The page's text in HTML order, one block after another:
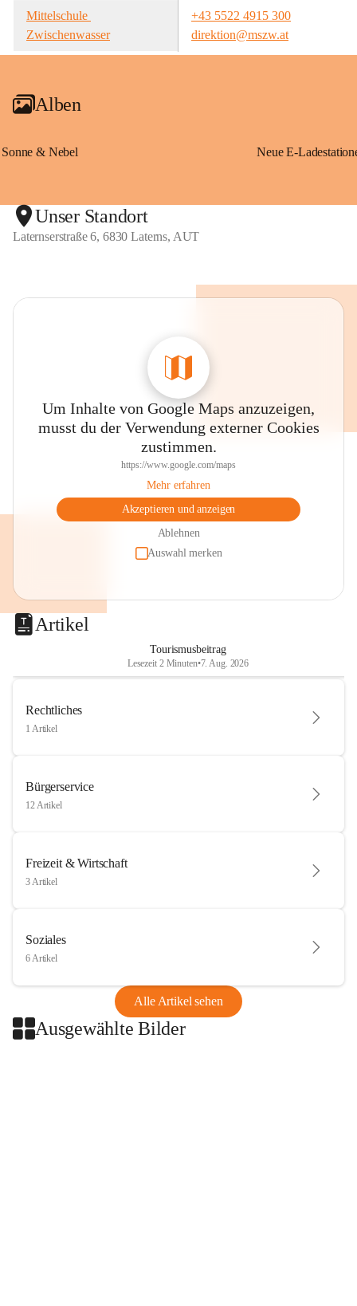
Mittelschule
Zwischenwasser
+43 5522 4915 300
direktion@mszw.at
Alben
Sonne & Nebel
Unser Standort
Laternserstraße 6, 6830 Laterns, AUT
Um Inhalte von Google Maps anzuzeigen,
musst du der Verwendung externer Cookies
zustimmen.
https://www.google.com/maps
Mehr erfahren
Akzeptieren und anzeigen
Ablehnen
Auswahl merken
Artikel
Tourismusbeitrag
Lesezeit 2 Minuten•7. Aug. 2026
Rechtliches
1 Artikel
Bürgerservice
12 Artikel
Freizeit & Wirtschaft
3 Artikel
Soziales
6 Artikel
Alle Artikel sehen
Ausgewählte Bilder